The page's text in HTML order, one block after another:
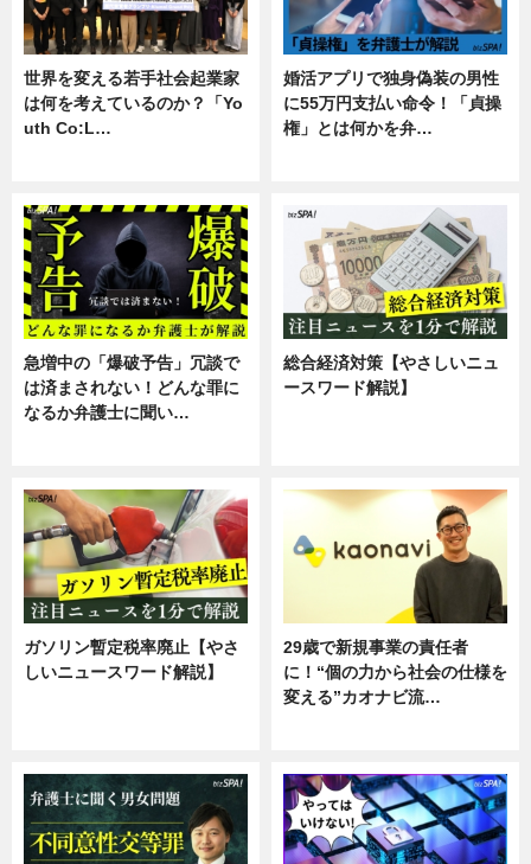
世界を変える若手社会起業家
は何を考えているのか？「Yo
uth Co:L…
婚活アプリで独身偽装の男性
に55万円支払い命令！「貞操
権」とは何かを弁…
急増中の「爆破予告」冗談で
は済まされない！どんな罪に
なるか弁護士に聞い…
総合経済対策【やさしいニュ
ースワード解説】
ガソリン暫定税率廃止【やさ
しいニュースワード解説】
29歳で新規事業の責任者
に！“個の力から社会の仕様を
変える”カオナビ流…